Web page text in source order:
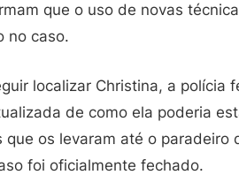
que o uso de novas
no caso.
localizar Christina, a polícia
de como ela poderia
que os levaram até o paradeiro
foi oficialmente fechado.